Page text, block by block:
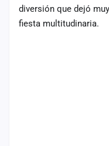
diversión que dejó
fiesta multitudinaria.
Componentes